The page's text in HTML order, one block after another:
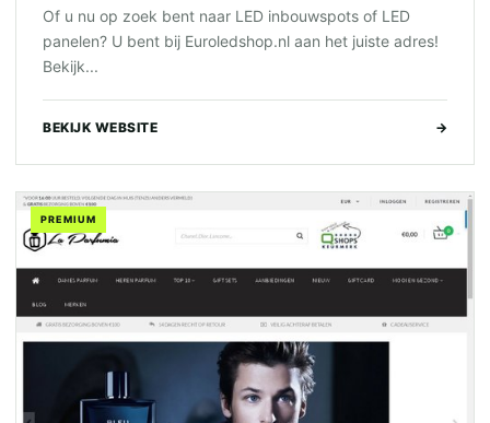
Of u nu op zoek bent naar LED inbouwspots of LED
panelen? U bent bij Euroledshop.nl aan het juiste adres!
Bekijk...
BEKIJK WEBSITE →
PREMIUM